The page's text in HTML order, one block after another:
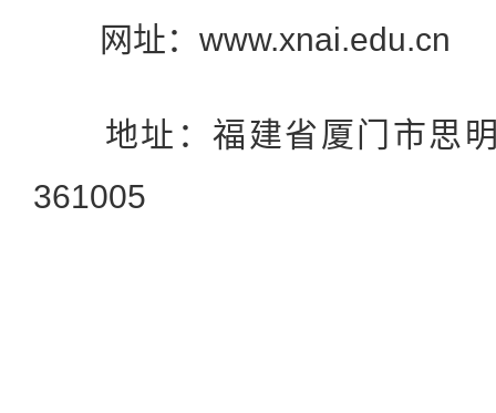
网址：www.xnai.edu.cn
地址：福建省厦门市思明
361005